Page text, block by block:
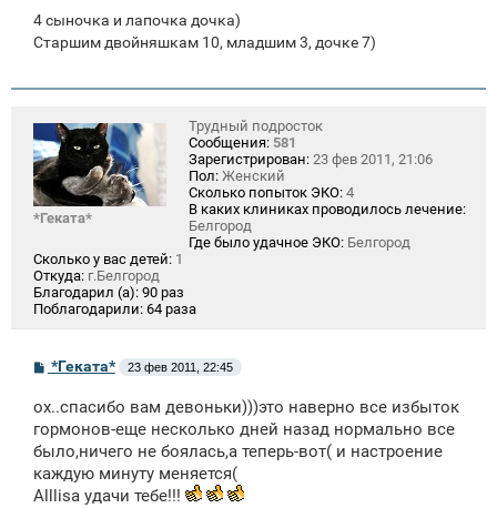
4 сыночка и лапочка дочка)
Старшим двойняшкам 10, младшим 3, дочке 7)
*Геката*
Трудный подросток
Сообщения: 581
Зарегистрирован: 23 фев 2011, 21:06
Пол: Женский
Сколько попыток ЭКО: 4
В каких клиниках проводилось лечение:
Белгород
Где было удачное ЭКО: Белгород
Сколько у вас детей: 1
Откуда: г.Белгород
Благодарил (а): 90 раз
Поблагодарили: 64 раза
С
б
щ
е
н
и
е
*Геката* 23 фев 2011, 22:45
ох..спасибо вам девоньки)))это наверно все избыток
гормонов-еще несколько дней назад нормально все
было,ничего не боялась,а теперь-вот( и настроение
каждую минуту меняется(
Alllisa удачи тебе!!!